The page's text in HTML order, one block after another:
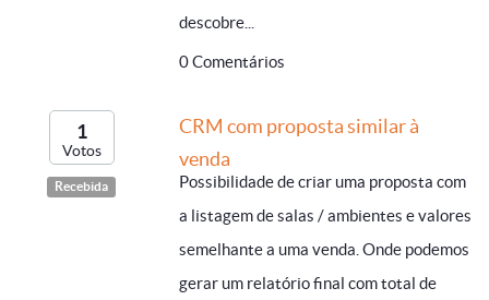
descobre...
0 Comentários
1
Votos
Recebida
CRM com proposta similar à
venda
Possibilidade de criar uma proposta com
a listagem de salas / ambientes e valores
semelhante a uma venda. Onde podemos
gerar um relatório final com total de